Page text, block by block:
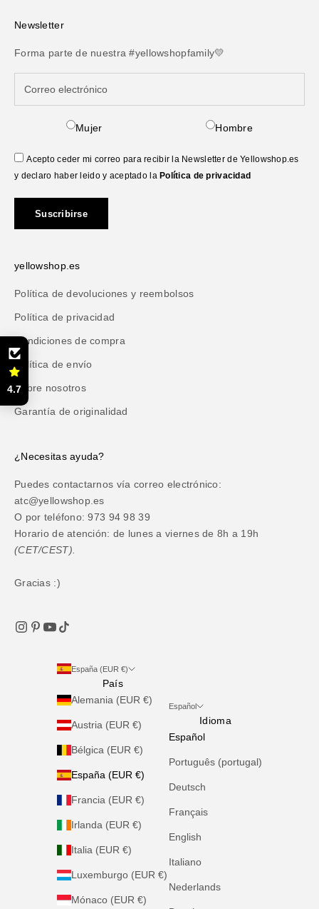
Newsletter
Forma parte de nuestra #yellowshopfamily💛
Mujer Hombre
Acepto ceder mi correo para recibir la Newsletter de Yellowshop.es
y declaro haber leido y aceptado la Política de privacidad
Suscribirse
yellowshop.es
Política de devoluciones y reembolsos
Política de privacidad
Condiciones de compra
Política de envío
Sobre nosotros
Garantía de originalidad
¿Necesitas ayuda?
Puedes contactarnos vía correo electrónico:
atc@yellowshop.es
O por teléfono: 973 94 98 39
Horario de atención: de lunes a viernes de 8h a 19h
(CET/CEST).
Gracias :)
España (EUR €)
País
Alemania (EUR €)
Austria (EUR €)
Bélgica (EUR €)
España (EUR €)
Francia (EUR €)
Irlanda (EUR €)
Italia (EUR €)
Luxemburgo (EUR €)
Mónaco (EUR €)
Español
Idioma
Español
Português (portugal)
Deutsch
Français
English
Italiano
Nederlands
4.7
¡Hey! 👋 ¿Necesitas ayuda?
¡Estoy aquí para ti!
¡Hey! 👋 ¿Necesitas ayuda?
¡Estoy aquí para ti!